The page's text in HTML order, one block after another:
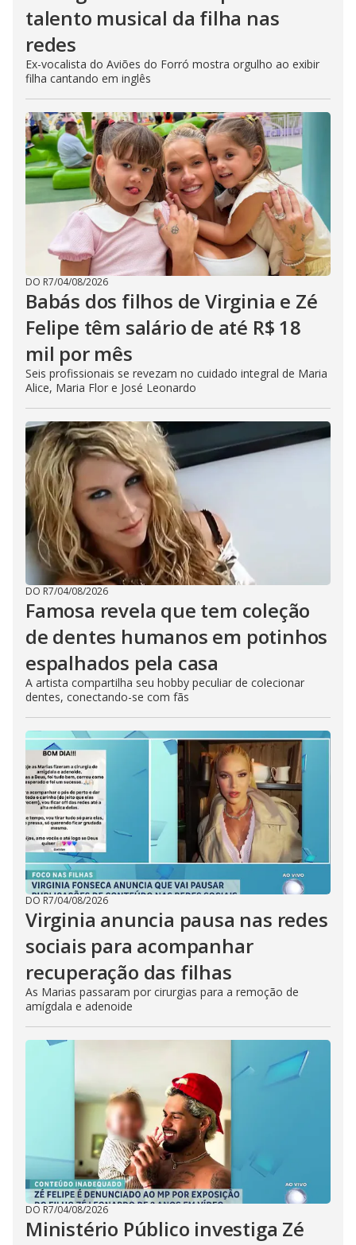
talento musical da filha nas
redes
Ex-vocalista do Aviões do Forró mostra orgulho ao exibir
filha cantando em inglês
DO R7/04/08/2026
Babás dos filhos de Virginia e Zé
Felipe têm salário de até R$ 18
mil por mês
Seis profissionais se revezam no cuidado integral de Maria
Alice, Maria Flor e José Leonardo
DO R7/04/08/2026
Famosa revela que tem coleção
de dentes humanos em potinhos
espalhados pela casa
A artista compartilha seu hobby peculiar de colecionar
dentes, conectando-se com fãs
DO R7/04/08/2026
Virginia anuncia pausa nas redes
sociais para acompanhar
recuperação das filhas
As Marias passaram por cirurgias para a remoção de
amígdala e adenoide
DO R7/04/08/2026
Ministério Público investiga Zé